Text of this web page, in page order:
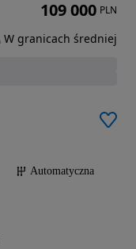
Automatyczna
109 000 PLN
W granicach średniej